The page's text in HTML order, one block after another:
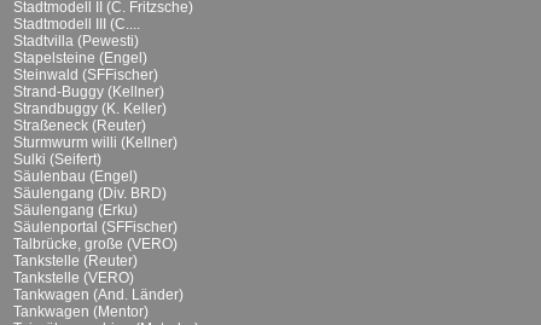
Stadtmodell II (C. Fritzsche)
Stadtmodell III (C....
Stadtvilla (Pewesti)
Stapelsteine (Engel)
Steinwald (SFFischer)
Strand-Buggy (Kellner)
Strandbuggy (K. Keller)
Straßeneck (Reuter)
Sturmwurm willi (Kellner)
Sulki (Seifert)
Säulenbau (Engel)
Säulengang (Div. BRD)
Säulengang (Erku)
Säulenportal (SFFischer)
Talbrücke, große (VERO)
Tankstelle (Reuter)
Tankstelle (VERO)
Tankwagen (And. Länder)
Tankwagen (Mentor)